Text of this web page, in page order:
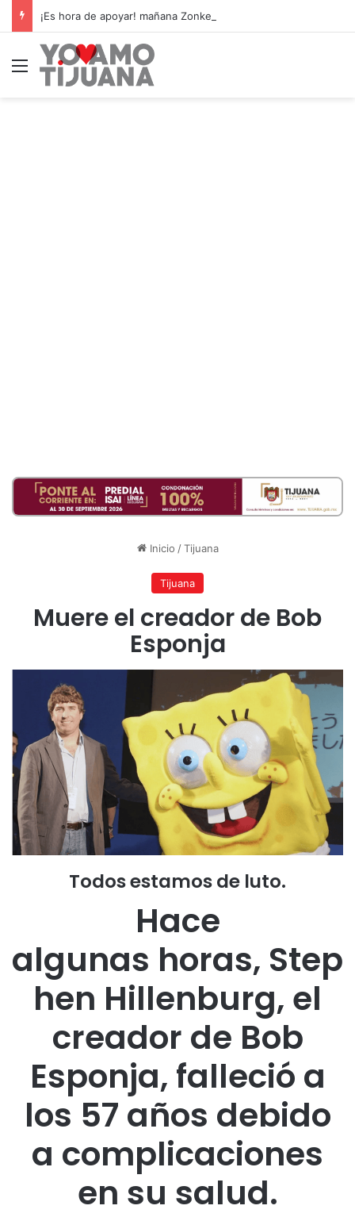
Menú
Inicio / Tijuana
Tijuana
Muere el creador de Bob
Esponja
Todos estamos de luto.
Hace
algunas horas, Step
hen Hillenburg, el
creador de Bob
Esponja, falleció a
los 57 años debido
a complicaciones
en su salud.